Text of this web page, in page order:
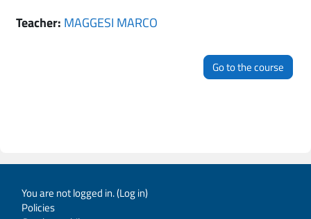
Teacher: MAGGESI MARCO
Go to the course
You are not logged in. (Log in)
Policies